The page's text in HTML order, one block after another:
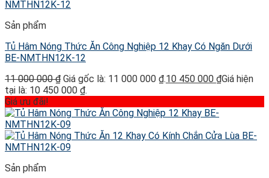
Sản phẩm
Tủ Hâm Nóng Thức Ăn Công Nghiệp 12 Khay Có Ngăn Dưới
BE-NMTHN12K-12
11 000 000₫ Giá gốc là: 11 000 000 ₫.10 450 000 ₫Giá hiện
tại là: 10 450 000 ₫.
Giá ưu đãi!
Sản phẩm